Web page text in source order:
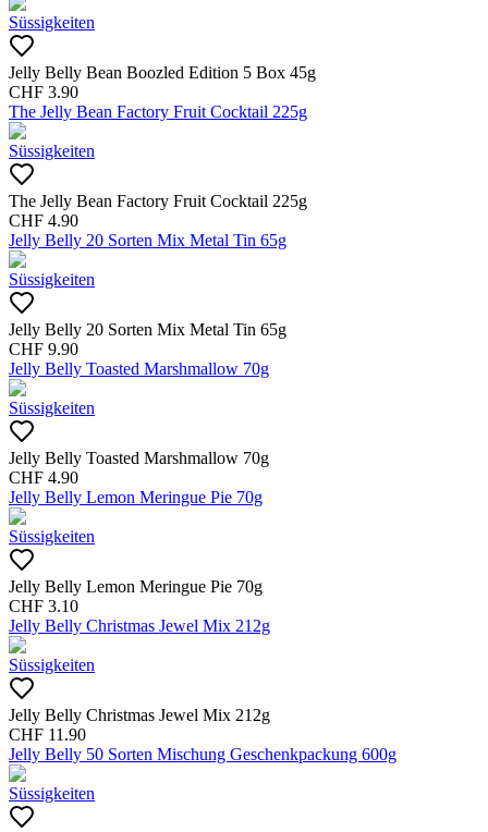
Süssigkeiten
Jelly Belly Bean Boozled Edition 5 Box 45g
CHF 3.90
The Jelly Bean Factory Fruit Cocktail 225g
Süssigkeiten
The Jelly Bean Factory Fruit Cocktail 225g
CHF 4.90
Jelly Belly 20 Sorten Mix Metal Tin 65g
Süssigkeiten
Jelly Belly 20 Sorten Mix Metal Tin 65g
CHF 9.90
Jelly Belly Toasted Marshmallow 70g
Süssigkeiten
Jelly Belly Toasted Marshmallow 70g
CHF 4.90
Jelly Belly Lemon Meringue Pie 70g
Süssigkeiten
Jelly Belly Lemon Meringue Pie 70g
CHF 3.10
Jelly Belly Christmas Jewel Mix 212g
Süssigkeiten
Jelly Belly Christmas Jewel Mix 212g
CHF 11.90
Jelly Belly 50 Sorten Mischung Geschenkpackung 600g
Süssigkeiten